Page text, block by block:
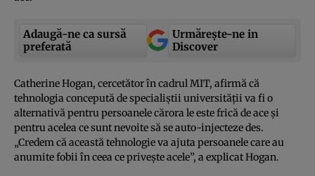
Adaugă-ne ca sursă
preferată
Urmărește-ne in
Discover
Catherine Hogan, cercetător în cadrul MIT, afirmă că
tehnologia concepută de specialiştii universităţii va fi o
alternativă pentru persoanele cărora le este frică de ace şi
pentru acelea ce sunt nevoite să se auto-injecteze des.
„Credem că această tehnologie va ajuta persoanele care au
anumite fobii în ceea ce priveşte acele”, a explicat Hogan.